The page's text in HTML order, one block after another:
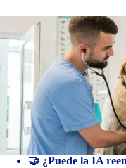
🤝 ¿Puede la IA